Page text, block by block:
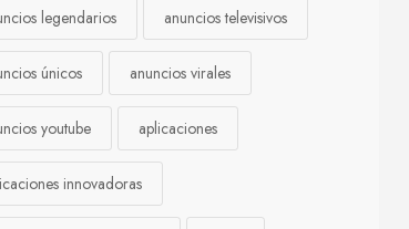
legendarios anuncios televisivos
únicos anuncios virales
youtube aplicaciones
innovadoras